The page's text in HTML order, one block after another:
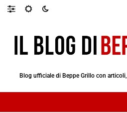
Blog ufficiale di Beppe Grillo con